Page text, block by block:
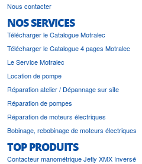
Nous contacter
NOS SERVICES
Télécharger le Catalogue Motralec
Télécharger le Catalogue 4 pages Motralec
Le Service Motralec
Location de pompe
Réparation atelier / Dépannage sur site
Réparation de pompes
Réparation de moteurs électriques
Bobinage, rebobinage de moteurs électriques
TOP PRODUITS
Contacteur manométrique Jetly XMX Inversé